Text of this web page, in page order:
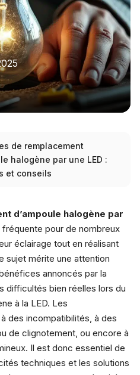
de remplacement
halogène par une LED :
et conseils
d’ampoule halogène par
fréquente pour de nombreux
éclairage tout en réalisant
sujet mérite une attention
annoncés par la
difficultés bien réelles lors du
à la LED. Les
des incompatibilités, à des
de clignotement, ou encore à
Il est donc essentiel de
techniques et les solutions